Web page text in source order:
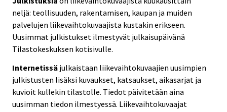
neljä: teollisuuden, rakentamisen, kaupan ja muiden
palvelujen liikevaihtokuvaajista kustakin erikseen.
Uusimmat julkistukset ilmestyvät julkaisupäivänä
Tilastokeskuksen kotisivulle.
Internetissä julkaistaan liikevaihtokuvaajien uusimpien
julkistusten lisäksi kuvaukset, katsaukset, aikasarjat ja
kuvioit kullekin tilastolle. Tiedot päivitetään aina
uusimman tiedon ilmestyessä. Liikevaihtokuvaajat